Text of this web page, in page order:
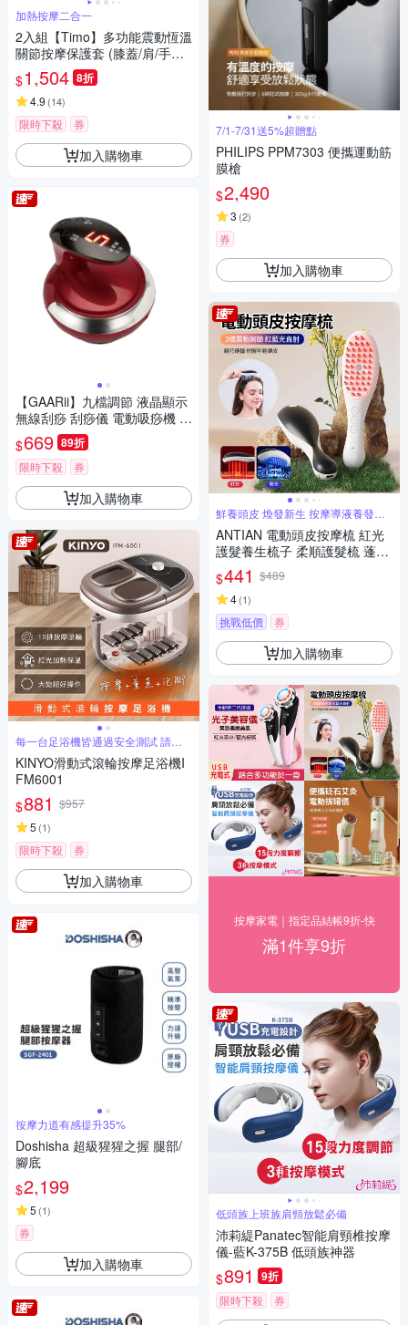
加熱按摩二合一
2入組【Timo】多功能震動恆溫
關節按摩保護套 (膝蓋/肩/手肘
通用)
$1,504 8折
4.9 (14)
限時下殺 券
加入購物車
【GAARii】九檔調節 液晶顯示
無線刮痧 刮痧儀 電動吸痧機 拔
罐疏通儀 按摩機 刮痧機 拔罐機
$669 89折
限時下殺 券
加入購物車
每一台足浴機皆通過安全測試 請安
心使用
KINYO滑動式滾輪按摩足浴機I
FM6001
$881 $957
5 (1)
限時下殺 券
加入購物車
按摩力道有感提升35%
Doshisha 超級猩猩之握 腿部/
腳底
$2,199
5 (1)
券
加入購物車
7/1-7/31送5%超贈點
PHILIPS PPM7303 便攜運動筋
膜槍
$2,490
3 (2)
券
加入購物車
鮮養頭皮 煥發新生 按摩導液養發三
合一
ANTIAN 電動頭皮按摩梳 紅光
護髮養生梳子 柔順護髮梳 蓬鬆
按摩頭皮護理梳
$441 $489
4(1)
挑戰低價 券
加入購物車
按摩家電｜指定品結帳9折-快
滿1件享9折
低頭族上班族肩頸放鬆必備
沛莉緹Panatec智能肩頸椎按摩
儀-藍K-375B 低頭族神器
$891 9折
限時下殺 券